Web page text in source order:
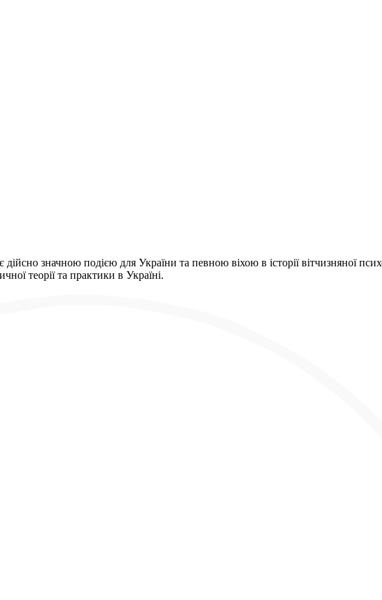
значною подією для України та певною віхою в історії вітчизняної
теорії та практики в Україні.